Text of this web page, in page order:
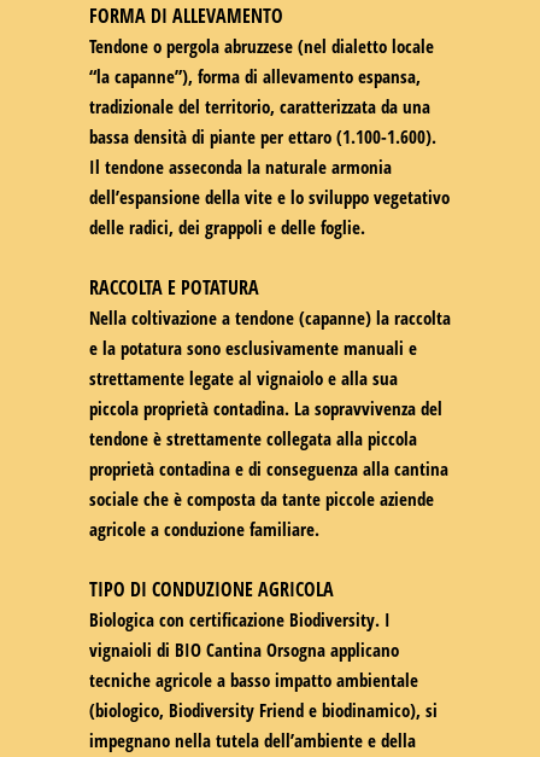
FORMA DI ALLEVAMENTO
Tendone o pergola abruzzese (nel dialetto locale
“la capanne”), forma di allevamento espansa,
tradizionale del territorio, caratterizzata da una
bassa densità di piante per ettaro (1.100-1.600).
Il tendone asseconda la naturale armonia
dell’espansione della vite e lo sviluppo vegetativo
delle radici, dei grappoli e delle foglie.
RACCOLTA E POTATURA
Nella coltivazione a tendone (capanne) la raccolta
e la potatura sono esclusivamente manuali e
strettamente legate al vignaiolo e alla sua
piccola proprietà contadina. La sopravvivenza del
tendone è strettamente collegata alla piccola
proprietà contadina e di conseguenza alla cantina
sociale che è composta da tante piccole aziende
agricole a conduzione familiare.
TIPO DI CONDUZIONE AGRICOLA
Biologica con certificazione Biodiversity. I
vignaioli di BIO Cantina Orsogna applicano
tecniche agricole a basso impatto ambientale
(biologico, Biodiversity Friend e biodinamico), si
impegnano nella tutela dell’ambiente e della